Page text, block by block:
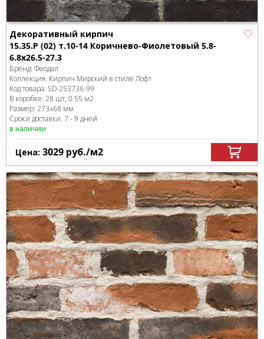
Декоративный кирпич
15.35.Р (02) т.10-14 Коричнево-Фиолетовый 5.8-
6.8x26.5-27.3
Бренд: Феодал
Коллекция: Кирпич Мирский в стиле Лофт
Код товара: SD-253736-99
В коробке: 28 шт, 0.55 м2
Размер: 273x68 мм
Сроки доставки: 7 - 9 дней
в наличии
Цена: 3029 руб./м2